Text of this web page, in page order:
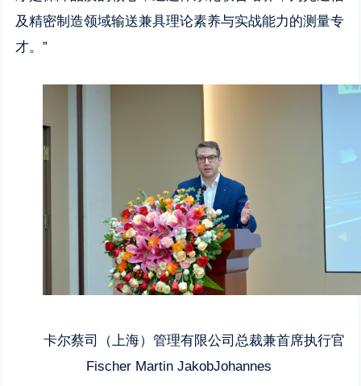
及精密制造领域输送兼具理论素养与实战能力的测量专
才。”
卡尔蔡司（上海）管理有限公司总裁兼首席执行官
Fischer Martin JakobJohannes